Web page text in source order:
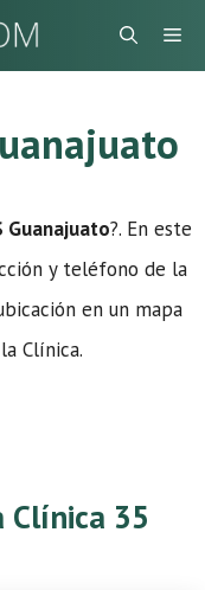
Guanajuato?. En este
y teléfono de la
en un mapa
Clínica.
Clínica 35